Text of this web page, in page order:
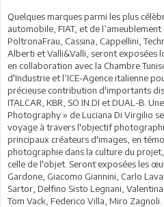
Quelques marques parmi les plus
automobile, FIAT, et de
PoltronaFrau, Cassina, Cappellini,
Alberti et Valli&Valli, seront exposées
en collaboration avec la Chambre
d'Industrie et l’ICE-Agence italienne
précieuse contribution d'importants
ITALCAR, KBR, SO.IN.DI et DUAL-B.
Photography » de Luciana Di Virgilio
voyage à travers l'objectif
principaux créateurs d'images, en
photographie dans la culture du
celle de l'objet. Seront exposées les
Gardone, Giacomo Giannini, Carlo
Sartor, Delfino Sisto Legnani,
Tom Vack, Federico Villa, Miro Zagnoli.